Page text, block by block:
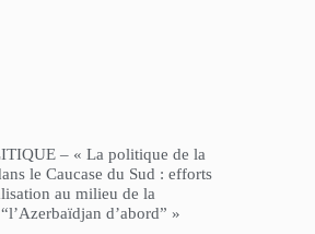
– « La politique de la
le Caucase du Sud : efforts
au milieu de la
d’abord” »